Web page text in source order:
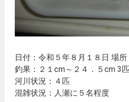
日付：令和５年８月１８日 場
釣果：２１cm～２４．５cm 3匹
河川状況：４匹
混雑状況：人瀬に５名程度